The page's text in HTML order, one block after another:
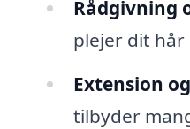
Rådgivning
plejer dit hår
Extension
tilbyder